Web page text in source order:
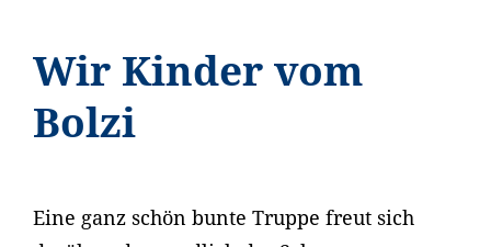
Wir Kinder vom
Bolzi
Eine ganz schön bunte Truppe freut sich